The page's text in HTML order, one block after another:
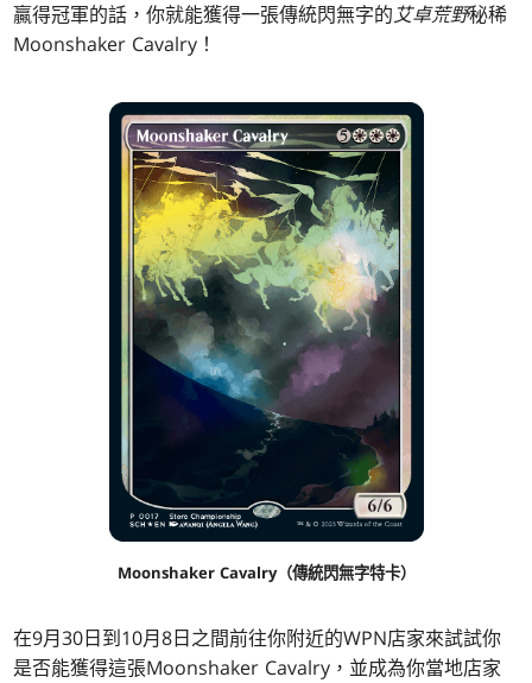
贏得冠軍的話，你就能獲得一張傳統閃無字的艾卓荒野秘稀
Moonshaker Cavalry！
Moonshaker Cavalry（傳統閃無字特卡）
在9月30日到10月8日之間前往你附近的WPN店家來試試你
是否能獲得這張Moonshaker Cavalry，並成為你當地店家